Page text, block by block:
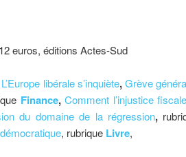
euros, éditions Actes-Sud
L’Europe libérale s’inquiète,Grève
Finance,Comment l’injustice
du domaine de la régression,
, rubrique Livre,